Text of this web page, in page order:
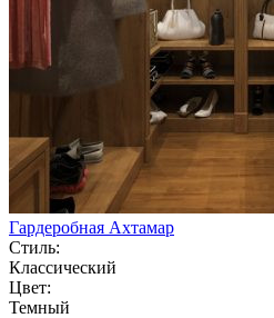
Гардеробная Ахтамар
Стиль:
Классический
Цвет:
Темный